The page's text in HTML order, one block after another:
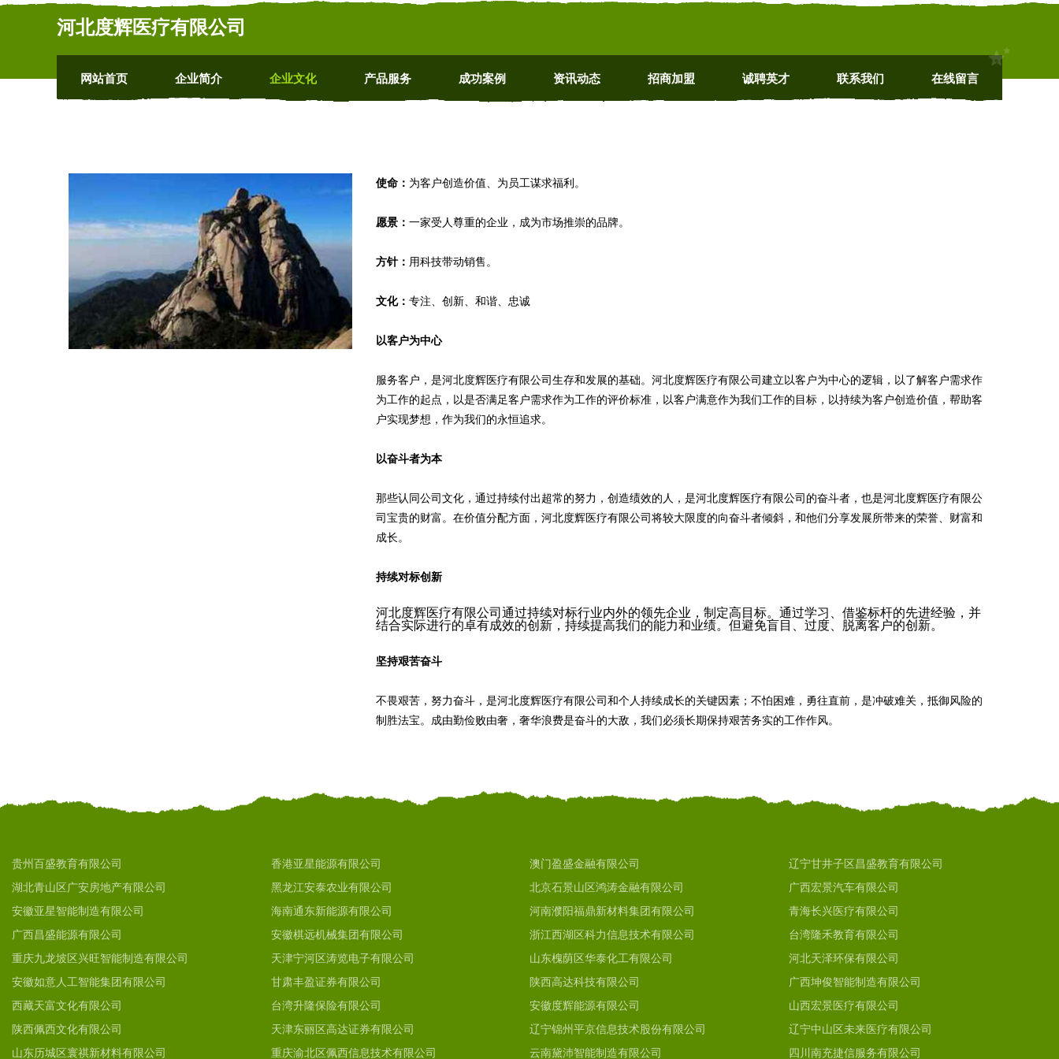
河北度辉医疗有限公司
网站首页 企业简介 企业文化 产品服务 成功案例 资讯动态 招商加盟 诚聘英才 联系我们 在线留言
使命： 为客户创造价值、为员工谋求福利。
愿景： 一家受人尊重的企业，成为市场推崇的品牌。
方针： 用科技带动销售。
文化： 专注、创新、和谐、忠诚
以客户为中心
服务客户，是河北度辉医疗有限公司生存和发展的基础。河北度辉医疗有限公司建立以客户为中心的逻辑，以了解客户需求作
为工作的起点，以是否满足客户需求作为工作的评价标准，以客户满意作为我们工作的目标，以持续为客户创造价值，帮助客
户实现梦想，作为我们的永恒追求。
以奋斗者为本
那些认同公司文化，通过持续付出超常的努力，创造绩效的人，是河北度辉医疗有限公司的奋斗者，也是河北度辉医疗有限公
司宝贵的财富。在价值分配方面，河北度辉医疗有限公司将较大限度的向奋斗者倾斜，和他们分享发展所带来的荣誉、财富和
成长。
持续对标创新
河北度辉医疗有限公司通过持续对标行业内外的领先企业，制定高目标。通过学习、借鉴标杆的先进经验，并
结合实际进行的卓有成效的创新，持续提高我们的能力和业绩。但避免盲目、过度、脱离客户的创新。
坚持艰苦奋斗
不畏艰苦，努力奋斗，是河北度辉医疗有限公司和个人持续成长的关键因素；不怕困难，勇往直前，是冲破难关，抵御风险的
制胜法宝。成由勤俭败由奢，奢华浪费是奋斗的大敌，我们必须长期保持艰苦务实的工作作风。
贵州百盛教育有限公司 香港亚星能源有限公司 澳门盈盛金融有限公司
辽宁甘井子区昌盛教育有限公司
湖北青山区广安房地产有限公司
黑龙江安泰农业有限公司 北京石景山区鸿涛金融有限公司
广西宏景汽车有限公司
安徽亚星智能制造有限公司
海南通东新能源有限公司 河南濮阳福鼎新材料集团有限公司
青海长兴医疗有限公司
广西昌盛能源有限公司
安徽棋远机械集团有限公司 浙江西湖区科力信息技术有限公司
台湾隆禾教育有限公司
重庆九龙坡区兴旺智能制造有限公司
天津宁河区涛览电子有限公司 山东槐荫区华泰化工有限公司
河北天泽环保有限公司
安徽如意人工智能集团有限公司
甘肃丰盈证券有限公司 陕西高达科技有限公司
广西坤俊智能制造有限公司
西藏天富文化有限公司
台湾升隆保险有限公司 安徽度辉能源有限公司
山西宏景医疗有限公司
陕西佩西文化有限公司
天津东丽区高达证券有限公司 辽宁锦州平京信息技术股份有限公司
辽宁中山区未来医疗有限公司
山东历城区寰祺新材料有限公司
重庆渝北区佩西信息技术有限公司 云南黛沛智能制造有限公司 四川南充捷信服务有限公司